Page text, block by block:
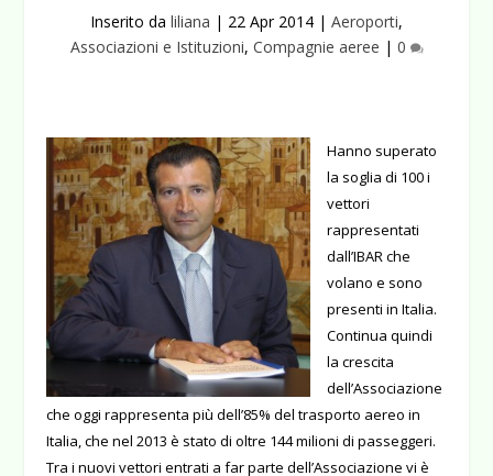
Inserito da liliana | 22 Apr 2014 | Aeroporti,
Associazioni e Istituzioni, Compagnie aeree | 0
Hanno superato
la soglia di 100 i
vettori
rappresentati
dall’IBAR che
volano e sono
presenti in Italia.
Continua quindi
la crescita
dell’Associazione
che oggi rappresenta più dell’85% del trasporto aereo in
Italia, che nel 2013 è stato di oltre 144 milioni di passeggeri.
Tra i nuovi vettori entrati a far parte dell’Associazione vi è